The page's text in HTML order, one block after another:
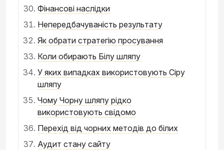
Фінансові наслідки
Непередбачуваність результату
Як обрати стратегію просування
Коли обирають Білу шляпу
У яких випадках використовують Сіру
шляпу
Чому Чорну шляпу рідко
використовують свідомо
Перехід від чорних методів до білих
Аудит стану сайту